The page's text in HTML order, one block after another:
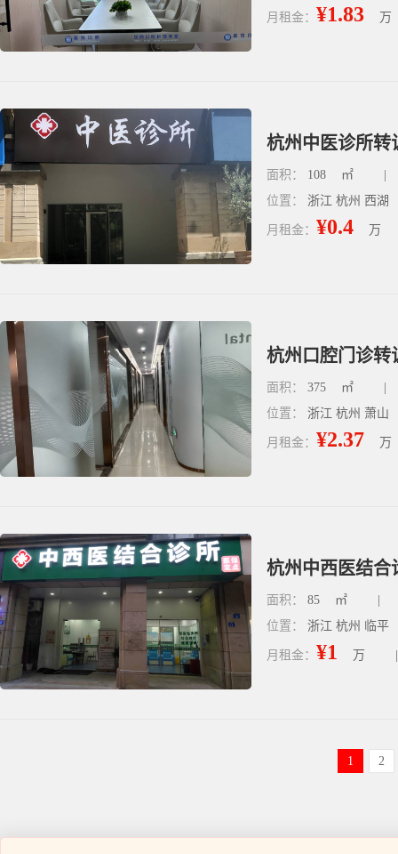
月租金： ¥1.83 万
杭州中医诊所转
面积： 108 ㎡
位置： 浙江 杭州 西湖
月租金： ¥0.4 万
杭州口腔门诊转
面积： 375 ㎡
位置： 浙江 杭州 萧山
月租金： ¥2.37 万
杭州中西医结合
面积： 85 ㎡
位置： 浙江 杭州 临平
月租金： ¥1 万
1 2